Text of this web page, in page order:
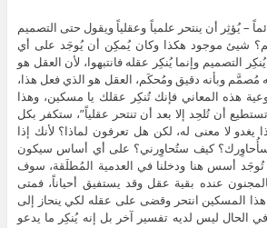
– يُؤثِر أن ينتحر علمياً وعقلياً ويقول حتى التصميم
شيئ موجود هكذا وكان يُمكِن أن يُوجَد على أي
التصميم وإنما يُنكِر عقله فانتبهوا، لأن العقل هو
مُصمَّم وبأنه دقيق ومُحكَم، العقل هو الذي فعل هذا،
هذه المعاني فإنك تُنكِر عقلك يا مسكين، وهذا
أن تُلحِد إلا بعد أن تنتحر عقلياً”، ستكفر بكل
لا معنى له، لكن هل تعرفون لماذا؟ لأنك إذا
كيف ستُحاوِرني؟ على أي أساس سيكون
تُوجَد أسس هنا ودخلنا في العدمية المُطلَقة، سوف
عنده بقية عقل وقد يستفيق أحياناً، فمتى
هذا المسكين انتحر وقضى على عقله لكي ينحاز إلى
وفي الحال ليس لديه تفسير آخر بل إنه يُنكِر ما يدعو